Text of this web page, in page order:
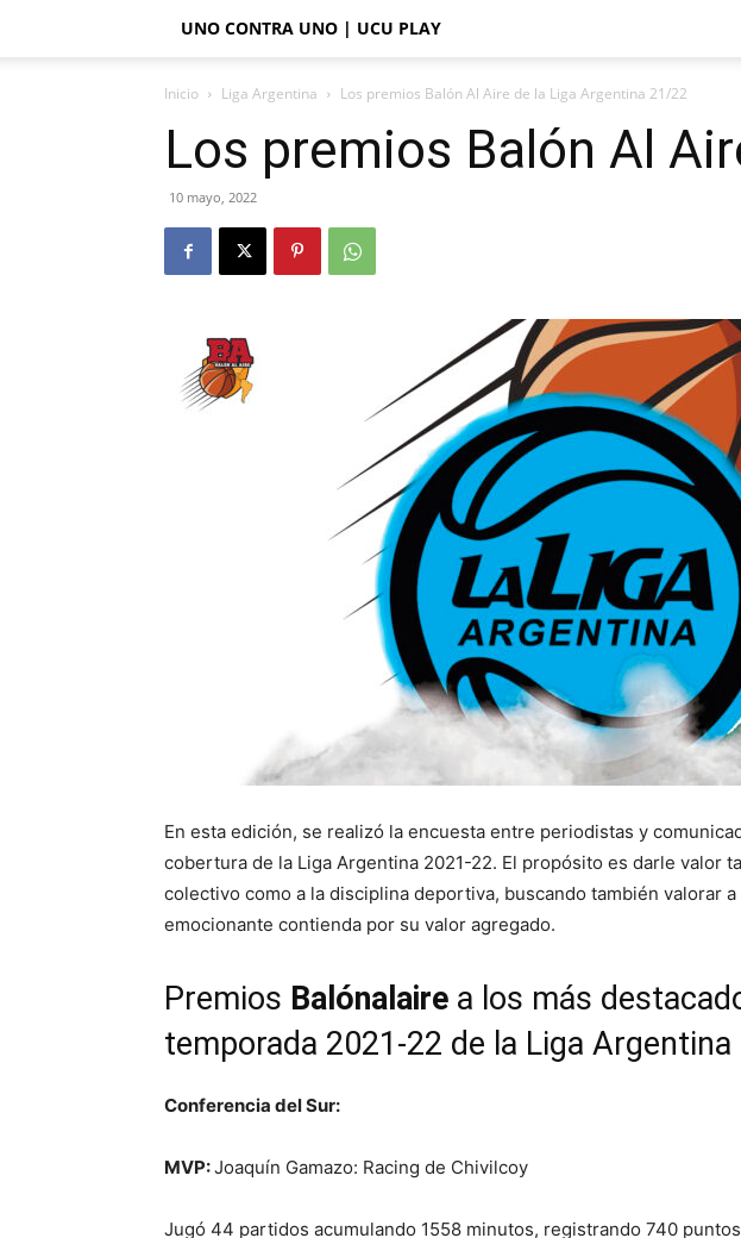
UNO CONTRA UNO | UCU PLAY
Inicio Liga Argentina Los premios Balón Al Aire de la Liga Argentina 21/22
Los premios Balón Al
10 mayo, 2022
En esta edición, se realizó la encuesta entre periodistas y
cobertura de la Liga Argentina 2021-22. El propósito es darle valor
colectivo como a la disciplina deportiva, buscando también valorar
emocionante contienda por su valor agregado.
Premios Balónalaire a los más
temporada 2021-22 de la Liga Argentina
Conferencia del Sur:
MVP:Joaquín Gamazo: Racing de Chivilcoy
Jugó 44 partidos acumulando 1558 minutos, registrando 740